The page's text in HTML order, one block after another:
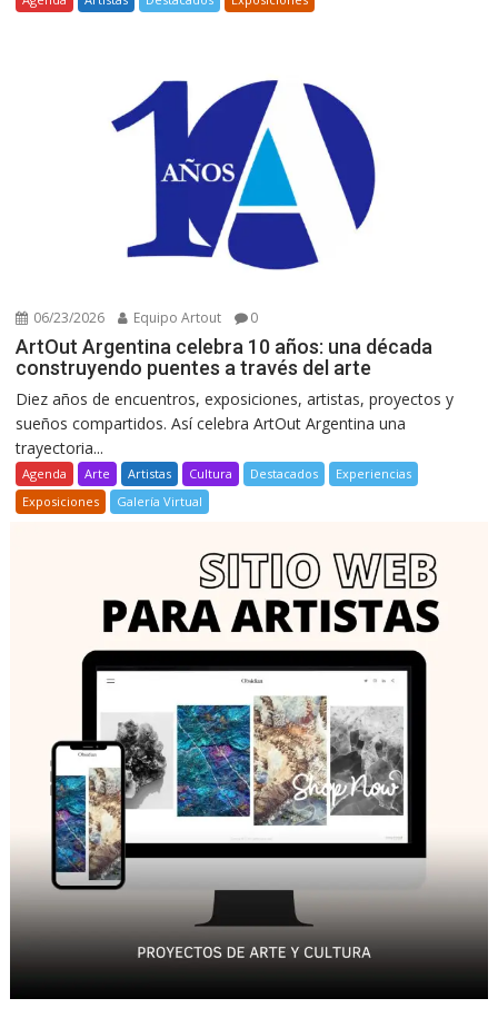
06/23/2026 Equipo Artout 0
ArtOut Argentina celebra 10 años: una década
construyendo puentes a través del arte
Diez años de encuentros, exposiciones, artistas, proyectos y
sueños compartidos. Así celebra ArtOut Argentina una
trayectoria...
Agenda Arte Artistas Cultura Destacados
Experiencias
Exposiciones
Galería Virtual